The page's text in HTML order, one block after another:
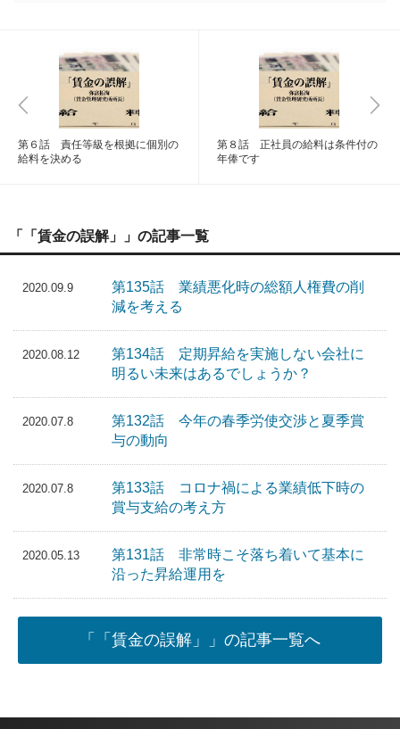
第６話 責任等級を根拠に個別の
給料を決める
第８話 正社員の給料は条件付の
年俸です
「「賃金の誤解」」の記事一覧
2020.09.9
第135話 業績悪化時の総額人権費の削
減を考える
2020.08.12
第134話 定期昇給を実施しない会社に
明るい未来はあるでしょうか？
2020.07.8
第132話 今年の春季労使交渉と夏季賞
与の動向
2020.07.8
第133話 コロナ禍による業績低下時の
賞与支給の考え方
2020.05.13
第131話 非常時こそ落ち着いて基本に
沿った昇給運用を
「「賃金の誤解」」の記事一覧へ